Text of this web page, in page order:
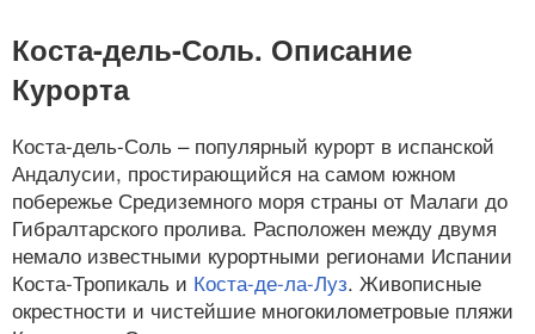
Коста-дель-Соль. Описание
Курорта
Коста-дель-Соль – популярный курорт в испанской
Андалусии, простирающийся на самом южном
побережье Средиземного моря страны от Малаги до
Гибралтарского пролива. Расположен между двумя
немало известными курортными регионами Испании
Коста-Тропикаль и Коста-де-ла-Луз. Живописные
окрестности и чистейшие многокилометровые пляжи